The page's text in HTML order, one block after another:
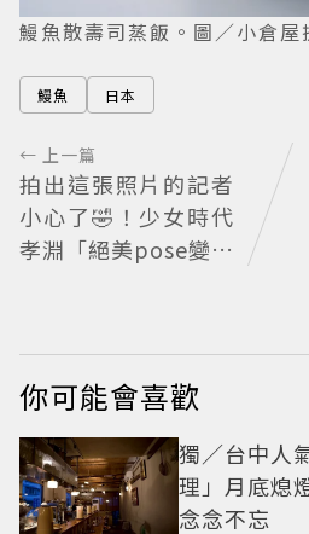
鰻魚散壽司蒸飯。圖／小倉屋
鰻魚 日本
← 上一篇
拍出這張照片的記者
小心了🤣！少女時代
孝淵「絕美pose變搞
你可能會喜歡
獨／台中人
理」月底熄
念念不忘